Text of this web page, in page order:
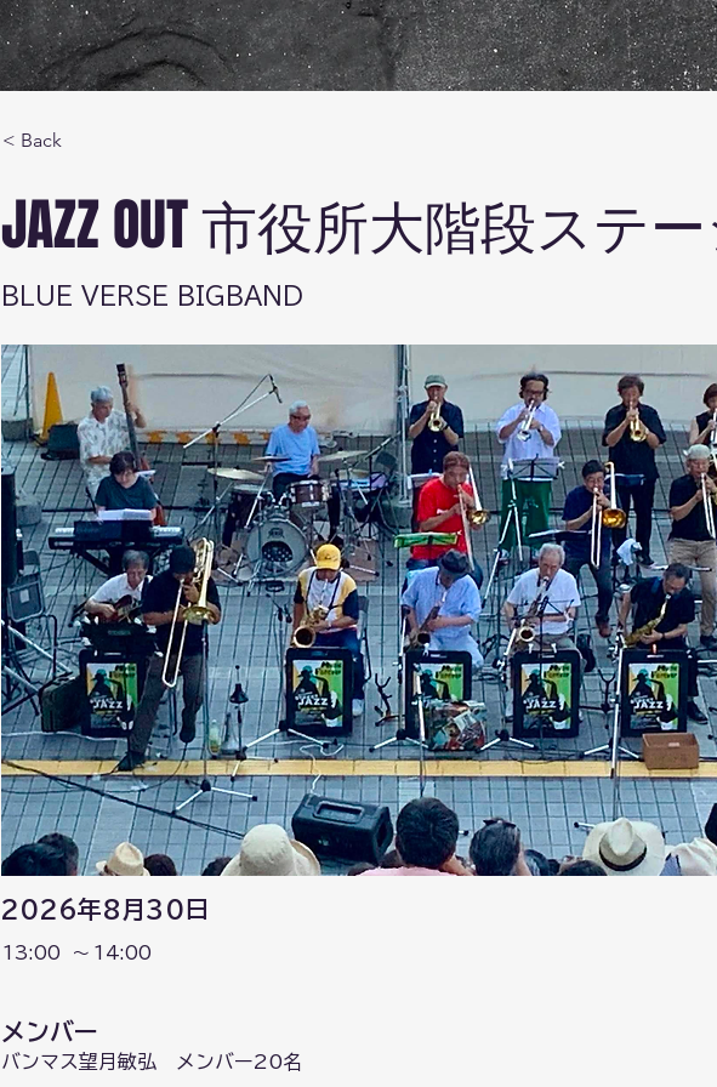
< Back
JAZZ OUT 市役所大階段ステ
BLUE VERSE BIGBAND
2026年8月30日
13:00 ​～ 14:00
メンバー
バンマス望月敏弘 メンバー20名